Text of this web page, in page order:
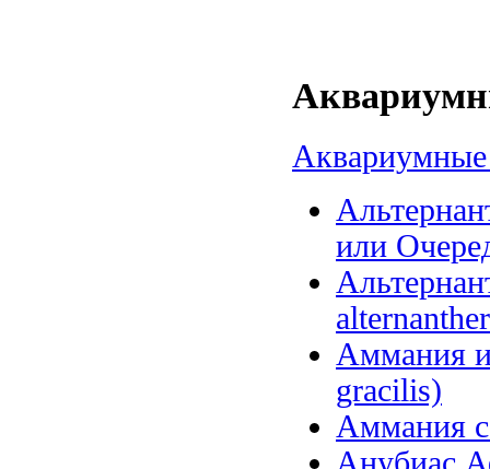
Аквариумные
или
Аммания
gracilis)
Аммания